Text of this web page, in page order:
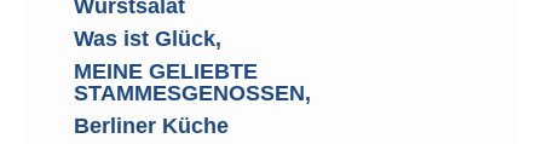
Wurstsalat
Was ist Glück,
MEINE GELIEBTE
STAMMESGENOSSEN,
Berliner Küche